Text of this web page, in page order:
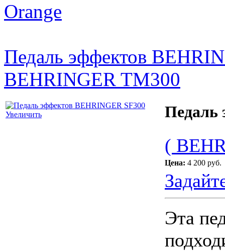
Orange
Педаль эффектов
BEHRINGER TM300
Увеличить Педаль
(
Цена: 4 200 руб.
Эта